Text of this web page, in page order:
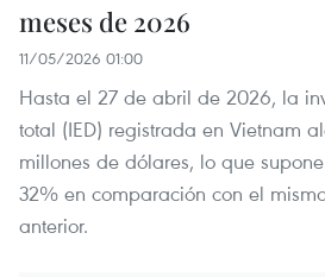
meses de 2026
11/05/2026 01:00
Hasta el 27 de abril de 2026, la
total (IED) registrada en Vietnam
millones de dólares, lo que
32% en comparación con el
anterior.